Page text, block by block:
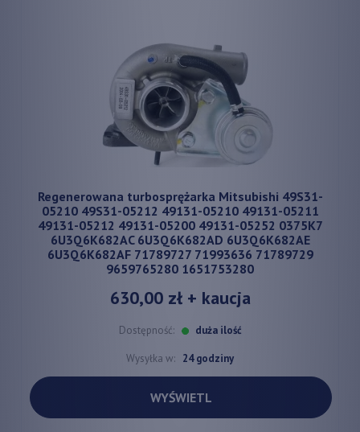
Regenerowana turbosprężarka Mitsubishi 49S31-
05210 49S31-05212 49131-05210 49131-05211
49131-05212 49131-05200 49131-05252 0375K7
6U3Q6K682AC 6U3Q6K682AD 6U3Q6K682AE
6U3Q6K682AF 71789727 71993636 71789729
9659765280 1651753280
630,00 zł+ kaucja
Dostępność: duża ilość
Wysyłka w: 24 godziny
WYŚWIETL